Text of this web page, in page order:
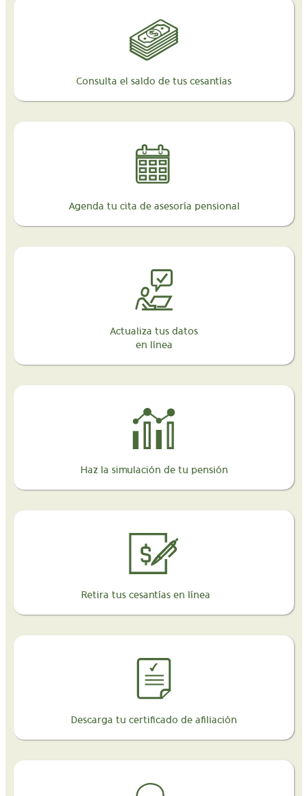
Consulta el saldo de tus cesantías
Agenda tu cita de asesoría pensional
Actualiza tus datos
en línea
Haz la simulación de tu pensión
Retira tus cesantías en línea
Descarga tu certificado de afiliación